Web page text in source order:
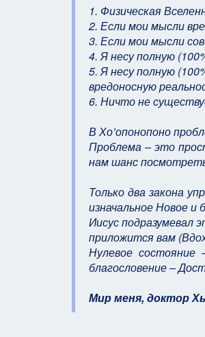
1. Физическая
2. Если мои мысли
3. Если мои мысли
4. Я несу полную
5. Я несу полную
вредоносную
6. Ничто не
В Хо’опонопоно
Проблема – это
нам шанс
Только два закона
изначальное Новое и
Иисус подразумевал
приложится вам
Нулевое
благословение –
Мир меня, доктор